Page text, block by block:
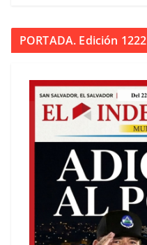
PORTADA. Edición 1222